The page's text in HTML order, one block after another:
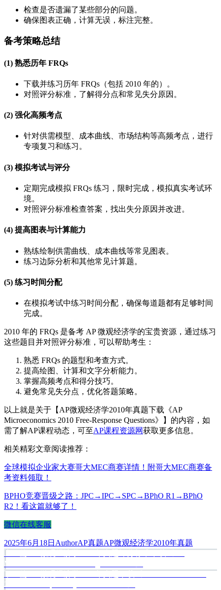
检查是否遗漏了某些部分的问题。
确保图表正确，计算无误，标注完整。
备考策略总结
(1) 熟悉历年 FRQs
下载并练习历年 FRQs（包括 2010 年的）。
对照评分标准，了解得分点和常见失分原因。
(2) 强化高频考点
针对供需模型、成本曲线、市场结构等高频考点，进行
专项复习和练习。
(3) 模拟考试与评分
定期完成模拟 FRQs 练习，限时完成，模拟真实考试环
境。
对照评分标准检查答案，找出失分原因并改进。
(4) 提高图表与计算能力
熟练绘制供需曲线、成本曲线等常见图表。
练习边际分析和其他常见计算题。
(5) 练习时间分配
在模拟考试中练习时间分配，确保每道题都有足够时间
完成。
2010 年的 FRQs 是备考 AP 微观经济学的宝贵资源，通过练习
这些题目并对照评分标准，可以帮助考生：
熟悉 FRQs 的题型和考查方式。
提高绘图、计算和文字分析能力。
掌握高频考点和得分技巧。
避免常见失分点，优化答题策略。
以上就是关于【AP微观经济学2010年真题下载《AP
Microeconomics 2010 Free-Response Questions》】的内容，如
需了解AP课程动态，可至AP课程资源网获取更多信息。
相关精彩文章阅读推荐：
全球模拟企业家大赛哥大MEC商赛详情！附哥大MEC商赛备
考资料领取！
BPHO竞赛晋级之路：JPC→IPC→SPC→BPhO R1→BPhO
R2！看这篇就够了！
微信在线客服
发
布
于
2025年6月18日 作
者
Author分
类
AP真题标
签
AP微观经济学2010年真题
文
章
上
文
Microeconomics 2009 Scoring Guidelines》
下一篇
下
2010 Free-Response Questions Form B》